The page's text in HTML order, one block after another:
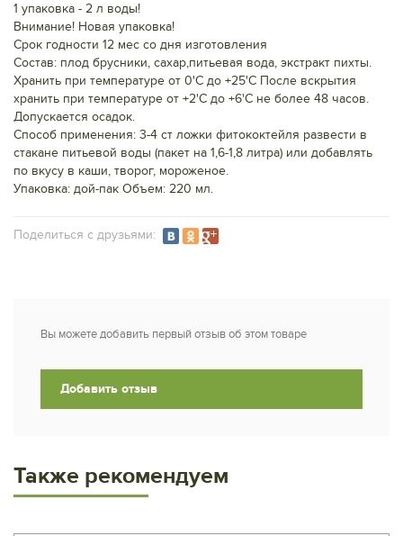
1 упаковка - 2 л воды!
Внимание! Новая упаковка!
Срок годности 12 мес со дня изготовления
Состав: плод брусники, сахар,питьевая вода, экстракт пихты.
Хранить при температуре от 0'C до +25'C После вскрытия
хранить при температуре от +2'C до +6'С не более 48 часов.
Допускается осадок.
Способ применения: 3-4 ст ложки фитококтейля развести в
стакане питьевой воды (пакет на 1,6-1,8 литра) или добавлять
по вкусу в каши, творог, мороженое.
Упаковка: дой-пак Объем: 220 мл.
Подeлиться с друзьями:
Вы можете добавить первый отзыв об этом товаре
Добавить отзыв
Также рекомендуем